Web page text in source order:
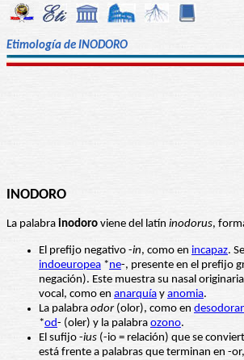
Etimología de INODORO
INODORO
La palabra inodoro viene del latín inodorus,
El prefijo negativo -in, como en incapaz.
indoeuropea *ne-, presente en el prefijo
negación). Este muestra su nasal
vocal, como en anarquía y anomia.
La palabra odor(olor), como en
*od- (oler) y la palabra ozono.
El sufijo -ius (-io = relación) que se
está frente a palabras que terminan en -